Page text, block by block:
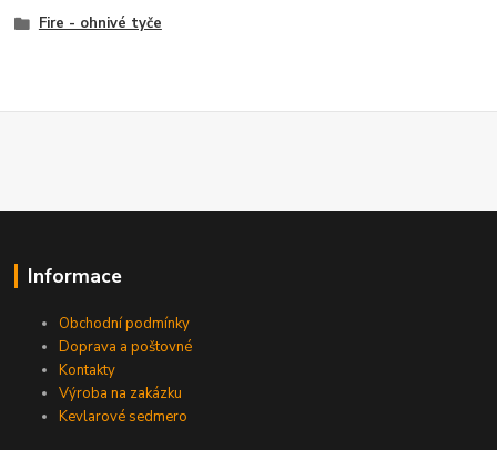
Fire - ohnivé tyče
Informace
Obchodní podmínky
Doprava a poštovné
Kontakty
Výroba na zakázku
Kevlarové sedmero